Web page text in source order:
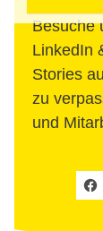
Besuche
LinkedIn
Stories
zu
und